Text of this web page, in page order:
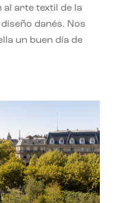
arte textil de la
danés. Nos
un buen día de